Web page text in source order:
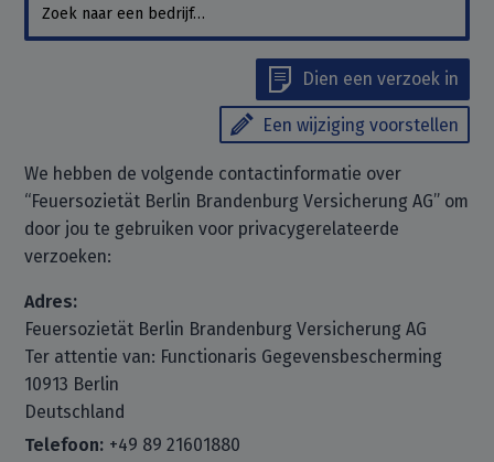
Dien een verzoek in
Een wijziging voorstellen
We hebben de volgende contactinformatie over
“Feuersozietät Berlin Brandenburg Versicherung AG” om
door jou te gebruiken voor privacygerelateerde
verzoeken:
Adres:
Feuersozietät Berlin Brandenburg Versicherung AG
Ter attentie van: Functionaris Gegevensbescherming
10913 Berlin
Deutschland
Telefoon: +49 89 21601880